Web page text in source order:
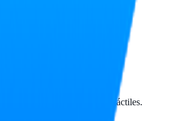
DE CONSUMO
táctiles?
tipo de pantallas, incluyendo táctiles.